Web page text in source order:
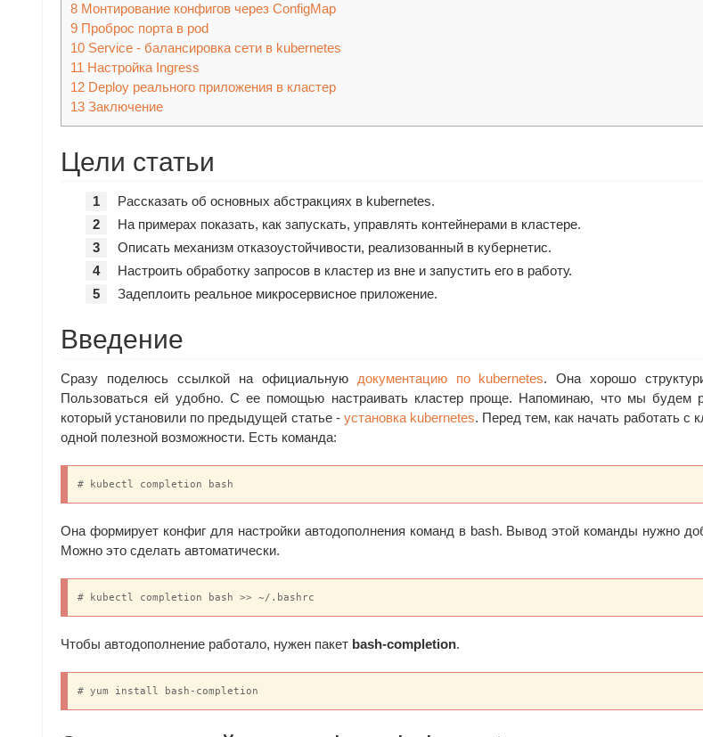
8 Монтирование конфигов через ConfigMap
9 Проброс порта в pod
10 Service - балансировка сети в kubernetes
11 Настройка Ingress
12 Deploy реального приложения в кластер
13 Заключение
Цели статьи
Рассказать об основных абстракциях в kubernetes.
На примерах показать, как запускать, управлять контейнерами в кластере.
Описать механизм отказоустойчивости, реализованный в кубернетис.
Настроить обработку запросов в кластер из вне и запустить его в работу.
Задеплоить реальное микросервисное приложение.
Введение
Сразу поделюсь ссылкой на официальную документацию по kubernetes. Она хорошо
Пользоваться ей удобно. С ее помощью настраивать кластер проще. Напоминаю, что мы будем
который установили по предыдущей статье - установка kubernetes. Перед тем, как начать работать с
одной полезной возможности. Есть команда:
# kubectl completion bash
Она формирует конфиг для настройки автодополнения команд в bash. Вывод этой команды нужно
Можно это сделать автоматически.
# kubectl completion bash >> ~/.bashrc
Чтобы автодополнение работало, нужен пакет bash-completion.
# yum install bash-completion